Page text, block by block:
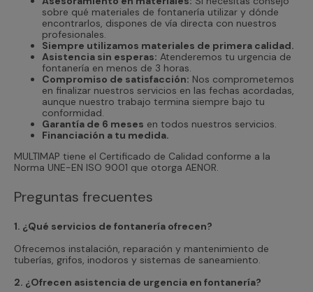
sobre qué materiales de fontanería utilizar y dónde
encontrarlos, dispones de vía directa con nuestros
profesionales.
Siempre utilizamos materiales de primera calidad.
Asistencia sin esperas: Atenderemos tu urgencia de
fontanería en menos de 3 horas.
Compromiso de satisfacción: Nos comprometemos
en finalizar nuestros servicios en las fechas acordadas,
aunque nuestro trabajo termina siempre bajo tu
conformidad.
Garantía de 6 meses en todos nuestros servicios.
Financiación a tu medida.
MULTIMAP tiene el Certificado de Calidad conforme a la
Norma UNE-EN ISO 9001 que otorga AENOR.
Preguntas frecuentes
1. ¿Qué servicios de fontanería ofrecen?
Ofrecemos instalación, reparación y mantenimiento de
tuberías, grifos, inodoros y sistemas de saneamiento.
2. ¿Ofrecen asistencia de urgencia en fontanería?